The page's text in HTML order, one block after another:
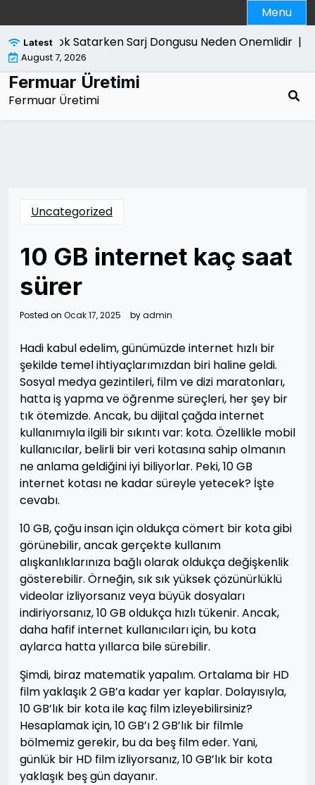
to
content
Menu
LatestSatarken Sarj Dongusu Neden Onemlidir |
August 7, 2026
Fermuar Üretimi
Fermuar Üretimi
Uncategorized
10 GB internet kaç saat
sürer
Posted on Ocak 17, 2025 byadmin
Hadi kabul edelim, günümüzde internet hızlı bir
şekilde temel ihtiyaçlarımızdan biri haline geldi.
Sosyal medya gezintileri, film ve dizi maratonları,
hatta iş yapma ve öğrenme süreçleri, her şey bir
tık ötemizde. Ancak, bu dijital çağda internet
kullanımıyla ilgili bir sıkıntı var: kota. Özellikle mobil
kullanıcılar, belirli bir veri kotasına sahip olmanın
ne anlama geldiğini iyi biliyorlar. Peki, 10 GB
internet kotası ne kadar süreyle yetecek? İşte
cevabı.
10 GB, çoğu insan için oldukça cömert bir kota gibi
görünebilir, ancak gerçekte kullanım
alışkanlıklarınıza bağlı olarak oldukça değişkenlik
gösterebilir. Örneğin, sık sık yüksek çözünürlüklü
videolar izliyorsanız veya büyük dosyaları
indiriyorsanız, 10 GB oldukça hızlı tükenir. Ancak,
daha hafif internet kullanıcıları için, bu kota
aylarca hatta yıllarca bile sürebilir.
Şimdi, biraz matematik yapalım. Ortalama bir HD
film yaklaşık 2 GB’a kadar yer kaplar. Dolayısıyla,
10 GB’lık bir kota ile kaç film izleyebilirsiniz?
Hesaplamak için, 10 GB’ı 2 GB’lık bir filmle
bölmemiz gerekir, bu da beş film eder. Yani,
günlük bir HD film izliyorsanız, 10 GB’lık bir kota
yaklaşık beş gün dayanır.